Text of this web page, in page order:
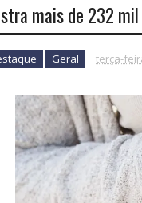
mais de 232
Geral terça-